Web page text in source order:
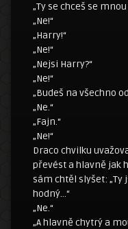
„Ty se chceš se
„Ne!“
„Harry!“
„Ne!“
„Nejsi Harry?“
„Ne!“
„Budeš na všechno
„Ne.“
„Fajn.“
„Ne!“
Draco chvilku
převést a hlavně jak
sám chtěl slyšet: „Ty
hodný…“
„Ne.“
„A hlavně chytrý a